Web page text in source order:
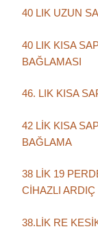
40 LIK UZUN
40 LIK KISA
BAĞLAMASI
46. LIK KISA
42 LİK KISA
BAĞLAMA
38 LİK 19
CİHAZLI
38.LİK RE